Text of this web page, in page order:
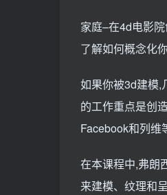
家庭–在4d电影
了解如何概念化
如果你被3d建模,
的工作重点是创
Facebook和列维
在本课程中,弗朗
来建模、纹理和